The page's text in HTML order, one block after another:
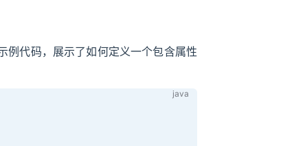
例代码，展示了如何定义一个包含属性